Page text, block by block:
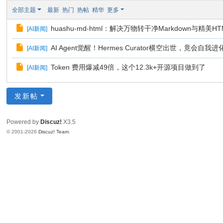
全部主题 最新 热门 热帖 精华 更多
[AI新闻] huashu-md-html：解决万物转干净Markdown与精美
[AI新闻] AI Agent觉醒！Hermes Curator横空出世，竟会自我进
[AI新闻] Token 费用爆减49倍，这个12.3k+开源项目做到了
发新帖
Powered by Discuz! X3.5
© 2001-2026Discuz! Team